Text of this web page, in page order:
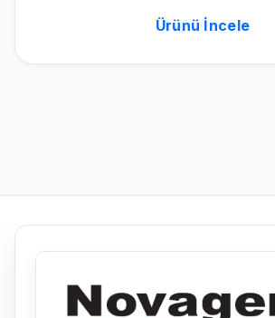
Ürünü İncele